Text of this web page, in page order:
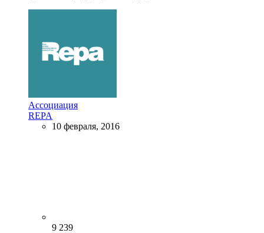
Ассоциация
REPA
10 февраля, 2016
9 239